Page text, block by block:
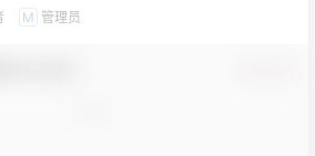
M 管理员